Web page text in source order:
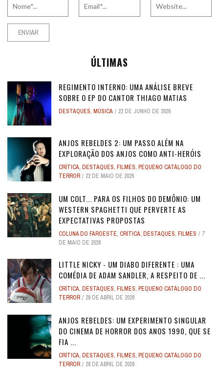
ÚLTIMAS
REGIMENTO INTERNO: UMA ANÁLISE BREVE
SOBRE O EP DO CANTOR THIAGO MATIAS
DESTAQUES, MÚSICA 22 DE JUNHO DE 2026
ANJOS REBELDES 2: UM PASSO ALÉM NA
EXPLORAÇÃO DOS ANJOS COMO ANTI-HERÓIS
CRÍTICA, DESTAQUES, FILMES, PEQUENO CATÁLOGO DO
TERROR
22 DE MAIO DE 2026
UM COLT... PARA OS FILHOS DO DEMÔNIO: UM
WESTERN SPAGHETTI QUE PERVERTE AS
EXPECTATIVAS PROPOSTAS
COLUNA DO FAROESTE, CRÍTICA, DESTAQUES, FILMES
7
DE MAIO DE 2026
LITTLE NICKY - UM DIABO DIFERENTE : UMA
COMÉDIA DE ADAM SANDLER, A RESPEITO DE ...
CRÍTICA, DESTAQUES, FILMES, PEQUENO CATÁLOGO DO
TERROR
29 DE ABRIL DE 2026
ANJOS REBELDES: UM EXPERIMENTO SINGULAR
DO CINEMA DE HORROR DOS ANOS 1990, QUE SE
FIA ...
CRÍTICA, DESTAQUES, FILMES, PEQUENO CATÁLOGO DO
TERROR
28 DE ABRIL DE 2026